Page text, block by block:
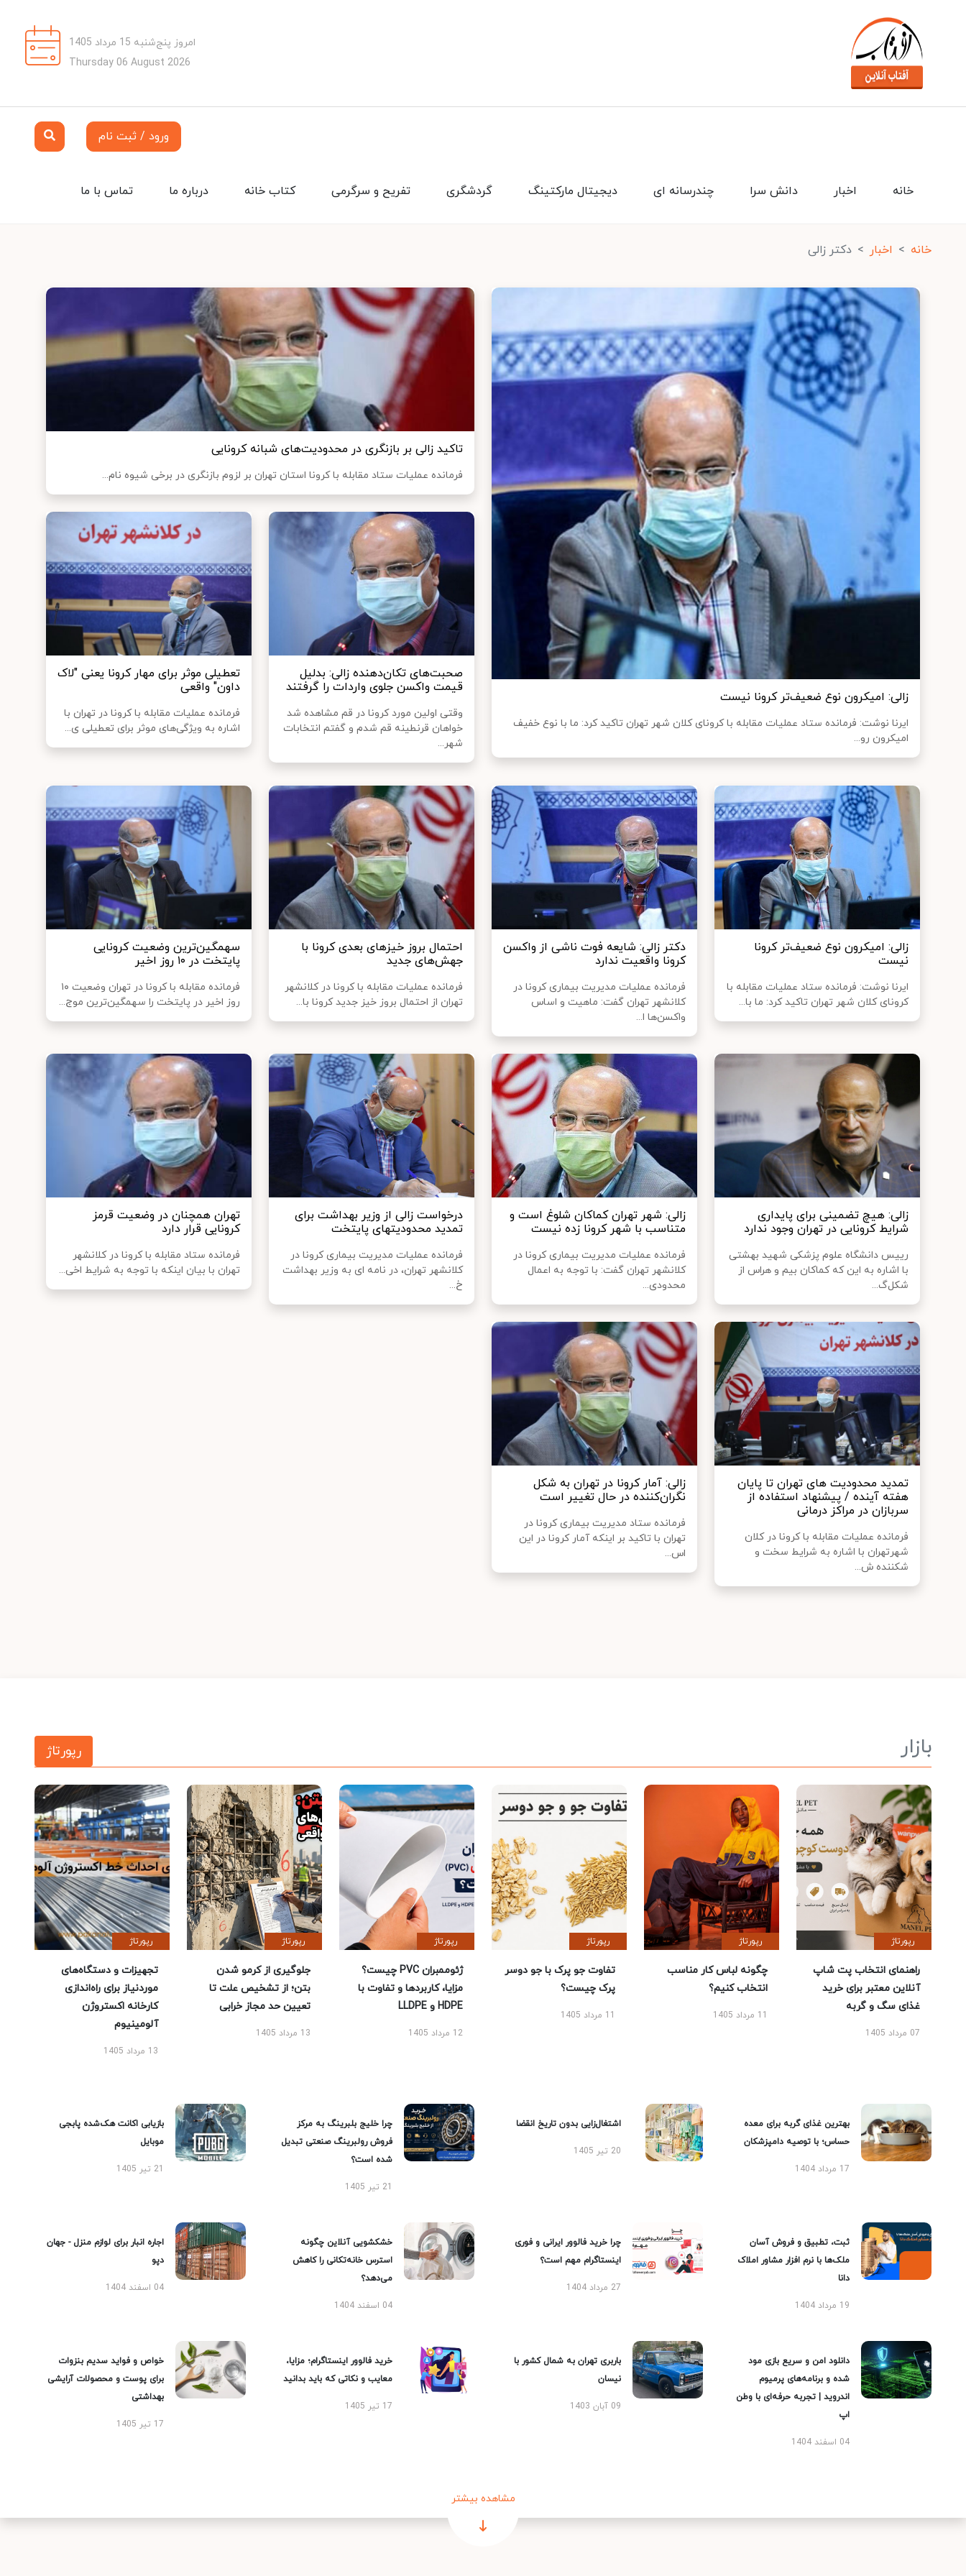
امروز پنج‌شنبه 15 مرداد 1405
Thursday 06 August 2026
ورود / ثبت نام
تماس با ما درباره ما کتاب خانه تفریح و سرگرمی گردشگری دیجیتال مارکتینگ چندرسانه ای دانش سرا اخبار خانه
خانه اخبار دکتر زالی
زالی: امیکرون نوع ضعیف‌تر کرونا نیست
ایرنا نوشت: فرمانده ستاد عملیات مقابله با کرونای کلان شهر تهران تاکید کرد: ما با نوع خفیف
امیکرون رو...
تاکید زالی بر بازنگری در محدودیت‌های شبانه کرونایی
فرمانده عملیات ستاد مقابله با کرونا استان تهران بر لزوم بازنگری در برخی شیوه نام...
صحبت‌های تکان‌دهنده زالی: بدلیل
قیمت واکسن جلوی واردات را گرفتند
وقتی اولین مورد کرونا در قم مشاهده شد
خواهان قرنطینه قم شدم و گفتم انتخابات
شهر...
تعطیلی موثر برای مهار کرونا یعنی "لاک
داون" واقعی
فرمانده عملیات مقابله با کرونا در تهران با
اشاره به ویژگی‌های موثر برای تعطیلی ی...
زالی: امیکرون نوع ضعیف‌تر کرونا
نیست
ایرنا نوشت: فرمانده ستاد عملیات مقابله با
کرونای کلان شهر تهران تاکید کرد: ما با...
دکتر زالی: شایعه فوت ناشی از واکسن
کرونا واقعیت ندارد
فرمانده عملیات مدیریت بیماری کرونا در
کلانشهر تهران گفت: ماهیت و اساس
واکسن‌ها ا...
احتمال بروز خیزهای بعدی کرونا با
جهش‌های جدید
فرمانده عملیات مقابله با کرونا در کلانشهر
تهران از احتمال بروز خیز جدید کرونا با...
سهمگین‌ترین وضعیت کرونایی
پایتخت در ۱۰ روز اخیر
فرمانده مقابله با کرونا در تهران وضعیت ۱۰
روز اخیر در پایتخت را سهمگین‌ترین موج...
زالی: هیچ تضمینی برای پایداری
شرایط کرونایی در تهران وجود ندارد
رییس دانشگاه علوم پزشکی شهید بهشتی
با اشاره به این که کماکان بیم و هراس از
شکل‌گ...
زالی: شهر تهران کماکان شلوغ است و
متناسب با شهر کرونا زده نیست
فرمانده عملیات مدیریت بیماری کرونا در
کلانشهر تهران گفت: با توجه به اعمال
محدودی...
درخواست زالی از وزیر بهداشت برای
تمدید محدودیتهای پایتخت
فرمانده عملیات مدیریت بیماری کرونا در
کلانشهر تهران، در نامه ای به وزیر بهداشت
خ...
تهران همچنان در وضعیت قرمز
کرونایی قرار دارد
فرمانده ستاد مقابله با کرونا در کلانشهر
تهران با بیان اینکه با توجه به شرایط اخی...
تمدید محدودیت‌ های تهران تا پایان
هفته آینده / پیشنهاد استفاده از
سربازان در مراکز درمانی
فرمانده عملیات مقابله با کرونا در کلان
شهرتهران با اشاره به شرایط سخت و
شکننده ش...
زالی: آمار کرونا در تهران به شکل
نگران‌کننده در حال تغییر است
فرمانده ستاد مدیریت بیماری کرونا در
تهران با تاکید بر اینکه آمار کرونا در این
اس...
بازار رپورتاژ
رپورتاژ
راهنمای انتخاب پت شاپ
آنلاین معتبر برای خرید
غذای سگ و گربه
07 مرداد 1405
رپورتاژ
چگونه لباس کار مناسب
انتخاب کنیم؟
11 مرداد 1405
رپورتاژ
تفاوت جو پرک با جو دوسر
پرک چیست؟
11 مرداد 1405
رپورتاژ
ژئوممبران PVC چیست؟
مزایا، کاربردها و تفاوت با
HDPE و LLDPE
12 مرداد 1405
رپورتاژ
جلوگیری از کرمو شدن
بتن؛ از تشخیص علت تا
تعیین حد مجاز خرابی
13 مرداد 1405
رپورتاژ
تجهیزات و دستگاه‌های
موردنیاز برای راه‌اندازی
کارخانه اکستروژن
آلومینیوم
13 مرداد 1405
بهترین غذای گربه برای معده
حساس؛ با توصیه دامپزشکان
17 مرداد 1404
اشتغال‌زایی بدون تاریخ انقضا
20 تیر 1405
چرا خلیج بلبرینگ به مرکز
فروش رولبرینگ صنعتی تبدیل
شده است؟
21 تیر 1405
بازیابی اکانت هک‌شده پابجی
موبایل
21 تیر 1405
ثبت، تطبیق و فروش آسان
ملک‌ها با نرم افزار مشاور املاک
دانا
19 مرداد 1404
چرا خرید فالوور ایرانی و فوری
اینستاگرام مهم است؟
27 مرداد 1404
خشکشویی آنلاین چگونه
استرس خانه‌تکانی را کاهش
می‌دهد؟
04 اسفند 1404
اجاره انبار برای لوازم منزل - جهان
دپو
04 اسفند 1404
دانلود امن و سریع بازی مود
شده و برنامه‌های پرمیوم
اندروید | تجربه حرفه‌ای با وطن
اپ
04 اسفند 1404
باربری تهران به شمال کشور با
نیسان
09 آبان 1403
خرید فالوور اینستاگرام؛ مزایا،
معایب و نکاتی که باید بدانید
17 تیر 1405
خواص و فواید سدیم بنزوات
برای پوست و محصولات آرایشی
بهداشتی
17 تیر 1405
مشاهده بیشتر